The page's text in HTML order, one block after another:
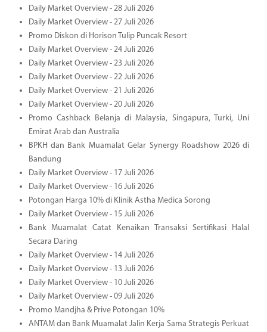
Daily Market Overview - 28 Juli 2026
Daily Market Overview - 27 Juli 2026
Promo Diskon di Horison Tulip Puncak Resort
Daily Market Overview - 24 Juli 2026
Daily Market Overview - 23 Juli 2026
Daily Market Overview - 22 Juli 2026
Daily Market Overview - 21 Juli 2026
Daily Market Overview - 20 Juli 2026
Promo Cashback Belanja di Malaysia, Singapura, Turki, Uni
Emirat Arab dan Australia
BPKH dan Bank Muamalat Gelar Synergy Roadshow 2026 di
Bandung
Daily Market Overview - 17 Juli 2026
Daily Market Overview - 16 Juli 2026
Potongan Harga 10% di Klinik Astha Medica Sorong
Daily Market Overview - 15 Juli 2026
Bank Muamalat Catat Kenaikan Transaksi Sertifikasi Halal
Secara Daring
Daily Market Overview - 14 Juli 2026
Daily Market Overview - 13 Juli 2026
Daily Market Overview - 10 Juli 2026
Daily Market Overview - 09 Juli 2026
Promo Mandjha & Prive Potongan 10%
ANTAM dan Bank Muamalat Jalin Kerja Sama Strategis Perkuat